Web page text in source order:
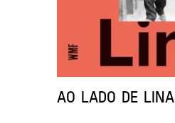
AO LADO DE LINA